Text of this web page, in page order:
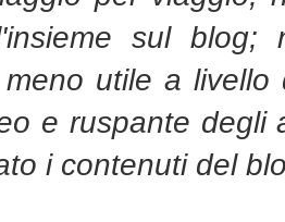
sul
utile a livello
e ruspante degli
i contenuti del